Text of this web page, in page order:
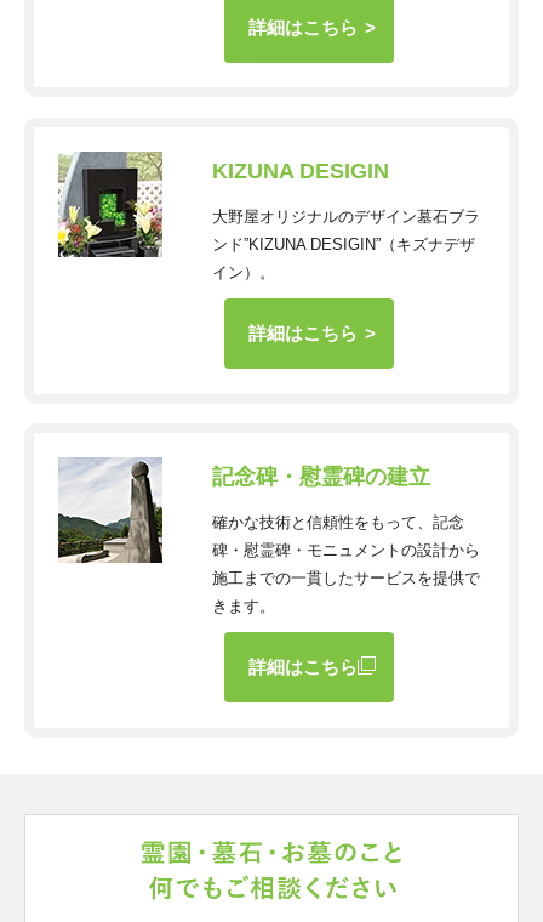
詳細はこちら
KIZUNA DESIGIN
大野屋オリジナルのデザイン墓石ブラ
ンド”KIZUNA DESIGIN”（キズナデザ
イン）。
詳細はこちら
記念碑・慰霊碑の建立
確かな技術と信頼性をもって、記念
碑・慰霊碑・モニュメントの設計から
施工までの一貫したサービスを提供で
きます。
詳細はこちら